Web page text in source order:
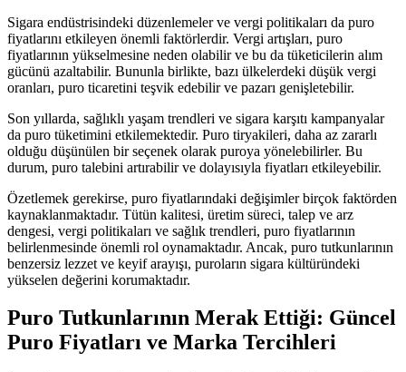
Sigara endüstrisindeki düzenlemeler ve vergi politikaları da puro
fiyatlarını etkileyen önemli faktörlerdir. Vergi artışları, puro
fiyatlarının yükselmesine neden olabilir ve bu da tüketicilerin alım
gücünü azaltabilir. Bununla birlikte, bazı ülkelerdeki düşük vergi
oranları, puro ticaretini teşvik edebilir ve pazarı genişletebilir.
Son yıllarda, sağlıklı yaşam trendleri ve sigara karşıtı kampanyalar
da puro tüketimini etkilemektedir. Puro tiryakileri, daha az zararlı
olduğu düşünülen bir seçenek olarak puroya yönelebilirler. Bu
durum, puro talebini artırabilir ve dolayısıyla fiyatları etkileyebilir.
Özetlemek gerekirse, puro fiyatlarındaki değişimler birçok faktörden
kaynaklanmaktadır. Tütün kalitesi, üretim süreci, talep ve arz
dengesi, vergi politikaları ve sağlık trendleri, puro fiyatlarının
belirlenmesinde önemli rol oynamaktadır. Ancak, puro tutkunlarının
benzersiz lezzet ve keyif arayışı, puroların sigara kültüründeki
yükselen değerini korumaktadır.
Puro Tutkunlarının Merak Ettiği: Güncel
Puro Fiyatları ve Marka Tercihleri